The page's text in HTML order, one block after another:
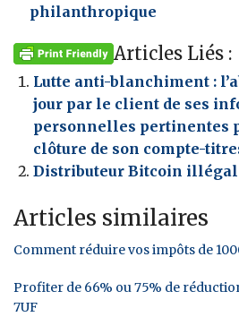
philanthropique
Articles Liés :
Lutte anti-blanchiment :
jour par le client de ses
personnelles pertinentes
clôture de son compte-
Distributeur Bitcoin illégal
Articles similaires
Comment réduire vos impôts de
Profiter de 66% ou 75% de
7UF